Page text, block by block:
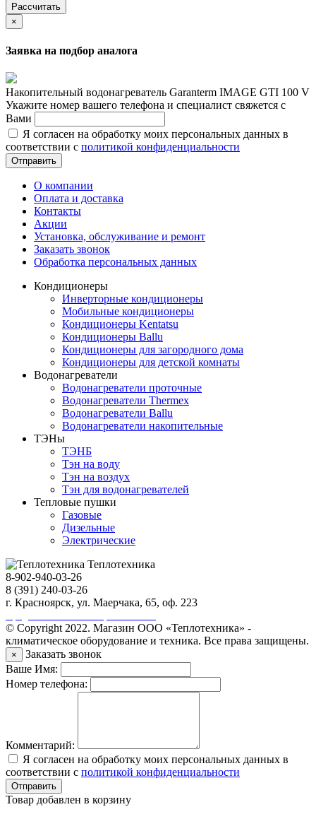
Рассчитать
×
Заявка на подбор аналога
Накопительный водонагреватель Garanterm IMAGE GTI 100 V
Укажите номер вашего телефона и специалист свяжется с
Вами
Я согласен на обработку моих персональных данных в
соответствии с политикой конфиденциальности
Отправить
О компании
Оплата и доставка
Контакты
Акции
Установка, обслуживание и ремонт
Заказать звонок
Обработка персональных данных
Кондиционеры
Инверторные кондиционеры
Мобильные кондиционеры
Кондиционеры Kentatsu
Кондиционеры Ballu
Кондиционеры для загородного дома
Кондиционеры для детской комнаты
Водонагреватели
Водонагреватели проточные
Водонагреватели Thermex
Водонагреватели Ballu
Водонагреватели накопительные
ТЭНы
ТЭНБ
Тэн на воду
Тэн на воздух
Тэн для водонагревателей
Тепловые пушки
Газовые
Дизельные
Электрические
Теплотехника
8-902-940-03-26
8 (391) 240-03-26
г. Красноярск, ул. Маерчака, 65, оф. 223
© Copyright 2022. Магазин ООО «Теплотехника» -
климатическое оборудование и техника. Все права защищены.
×
Заказать звонок
Ваше Имя:
Номер телефона:
Комментарий:
Я согласен на обработку моих персональных данных в
соответствии с политикой конфиденциальности
Отправить
Товар добавлен в корзину